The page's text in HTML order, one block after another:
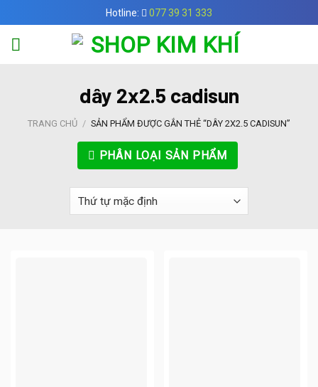
to
content
Hotline: 077 39 31 333
dây 2x2.5 cadisun
TRANG CHỦ / SẢN PHẨM ĐƯỢC GẮN THẺ “DÂY 2X2.5 CADISUN”
PHÂN LOẠI SẢN PHẨM